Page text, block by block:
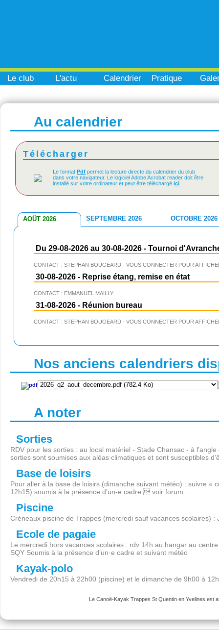
Le club L'actu Calendrier Pratique
Au calendrier
Télécharger
Le format Pdf permet la lecture directe du calendrier du club
dans votre navigateur. Le logiciel Adobe Acrobat reader doit être
installé sur votre ordinateur et peut être téléchargé ici
AOÛT 2026 SEPTEMBRE 2026 OCTOBRE 2026
Du 29-08-2026 au 30-08-2026 - Tournoi
CONTACT : STEPHAN BOUGEARD - VOUS CONNECTER POUR
30-08-2026 - Reprise étang, remise en état
CONTACT : EMMANUEL MAILLY
31-08-2026 - Réunion bureau
CONTACT : STEPHAN BOUGEARD - VOUS CONNECTER POUR
Nos anciens calendriers
A noter
Sorties
RDV pour les sorties : au local matériel - Stade Chansac - à
sorties sont soumises aux aléas climatiques et sont susceptibles
Base de loisirs
Pour aller à la base de loisirs (dimanche suivant météo) : suivre
12h15) soumis à la présence d’un-e cadre  voir forum …
Piscine
Créneaux piscine de Trappes (mercredi sauf vacances scolaires)
Ecole de pagaie
Le mercredi hors vacances scolaires : rdv 14h au hangar au
SQY Soumis à la présence d’un·e cadre et suivant météo
Kayak-polo
Vendredi de 20h15 à 22h00 (piscine) et le dimanche de 9h00 à
Le Canoë-Kayak Trappes St Quentin en Yvelines est